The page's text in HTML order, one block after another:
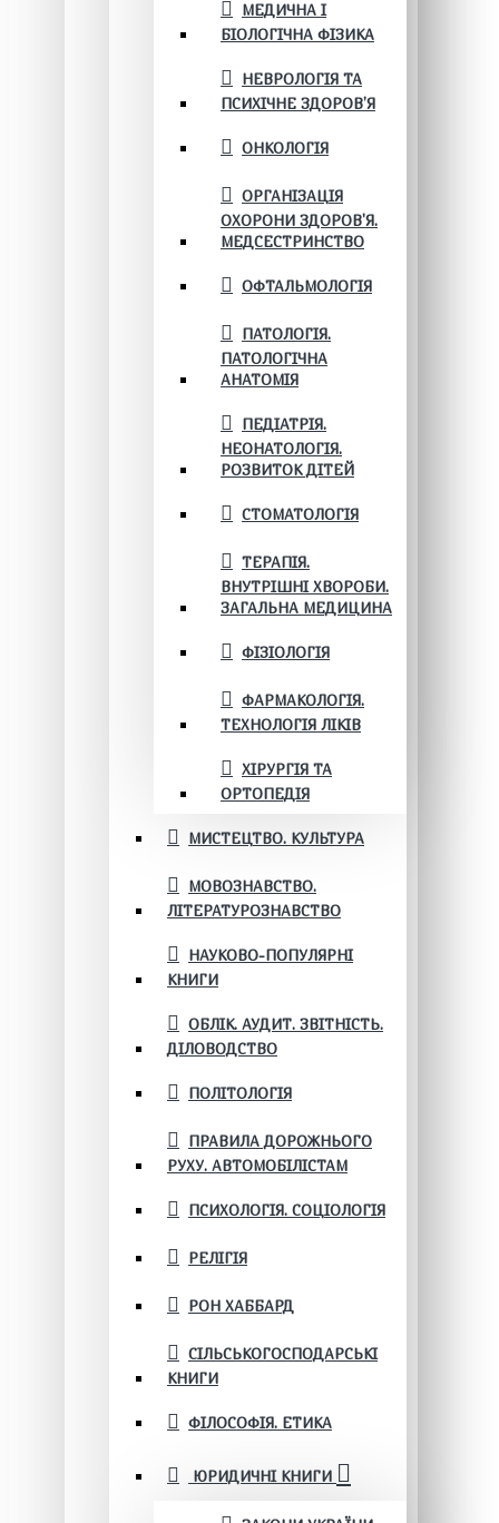
МЕДИЧНА І
БІОЛОГІЧНА ФІЗИКА
НЕВРОЛОГІЯ ТА
ПСИХІЧНЕ ЗДОРОВ’Я
ОНКОЛОГІЯ
ОРГАНІЗАЦІЯ
ОХОРОНИ ЗДОРОВ'Я.
МЕДСЕСТРИНСТВО
ОФТАЛЬМОЛОГІЯ
ПАТОЛОГІЯ.
ПАТОЛОГІЧНА
АНАТОМІЯ
ПЕДІАТРІЯ.
НЕОНАТОЛОГІЯ.
РОЗВИТОК ДІТЕЙ
СТОМАТОЛОГІЯ
ТЕРАПІЯ.
ВНУТРІШНІ ХВОРОБИ.
ЗАГАЛЬНА МЕДИЦИНА
ФІЗІОЛОГІЯ
ФАРМАКОЛОГІЯ.
ТЕХНОЛОГІЯ ЛІКІВ
ХІРУРГІЯ ТА
ОРТОПЕДІЯ
МИСТЕЦТВО. КУЛЬТУРА
МОВОЗНАВСТВО.
ЛІТЕРАТУРОЗНАВСТВО
НАУКОВО-ПОПУЛЯРНІ
КНИГИ
ОБЛІК. АУДИТ. ЗВІТНІСТЬ.
ДІЛОВОДСТВО
ПОЛІТОЛОГІЯ
ПРАВИЛА ДОРОЖНЬОГО
РУХУ. АВТОМОБІЛІСТАМ
ПСИХОЛОГІЯ. СОЦІОЛОГІЯ
РЕЛІГІЯ
РОН ХАББАРД
СІЛЬСЬКОГОСПОДАРСЬКІ
КНИГИ
ФІЛОСОФІЯ. ЕТИКА
ЮРИДИЧНІ КНИГИ